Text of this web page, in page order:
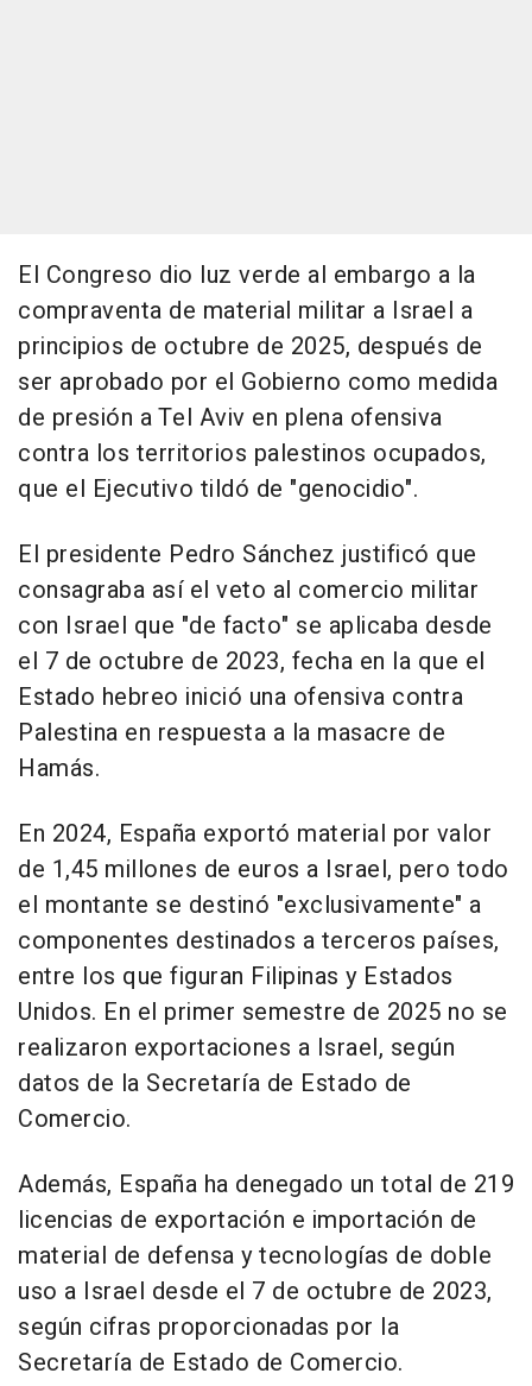
El Congreso dio luz verde al embargo a la
compraventa de material militar a Israel a
principios de octubre de 2025, después de
ser aprobado por el Gobierno como medida
de presión a Tel Aviv en plena ofensiva
contra los territorios palestinos ocupados,
que el Ejecutivo tildó de "genocidio".
El presidente Pedro Sánchez justificó que
consagraba así el veto al comercio militar
con Israel que "de facto" se aplicaba desde
el 7 de octubre de 2023, fecha en la que el
Estado hebreo inició una ofensiva contra
Palestina en respuesta a la masacre de
Hamás.
En 2024, España exportó material por valor
de 1,45 millones de euros a Israel, pero todo
el montante se destinó "exclusivamente" a
componentes destinados a terceros países,
entre los que figuran Filipinas y Estados
Unidos. En el primer semestre de 2025 no se
realizaron exportaciones a Israel, según
datos de la Secretaría de Estado de
Comercio.
Además, España ha denegado un total de 219
licencias de exportación e importación de
material de defensa y tecnologías de doble
uso a Israel desde el 7 de octubre de 2023,
según cifras proporcionadas por la
Secretaría de Estado de Comercio.